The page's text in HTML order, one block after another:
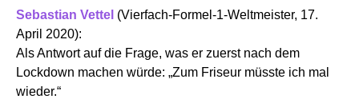
Sebastian Vettel (Vierfach-Formel-1-Weltmeister, 17.
April 2020):
Als Antwort auf die Frage, was er zuerst nach dem
Lockdown machen würde: „Zum Friseur müsste ich mal
wieder.“